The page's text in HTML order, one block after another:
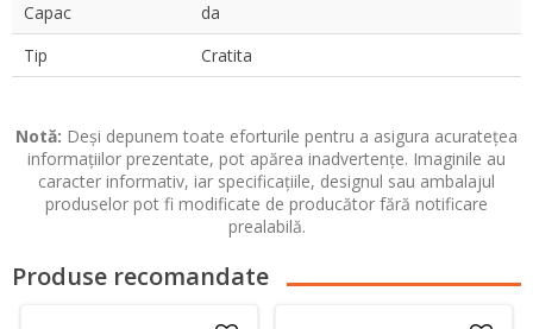
Capac
da
Tip
Cratita
Notă: Deși depunem toate eforturile pentru a asigura acuratețea
informațiilor prezentate, pot apărea inadvertențe. Imaginile au
caracter informativ, iar specificațiile, designul sau ambalajul
produselor pot fi modificate de producător fără notificare
prealabilă.
Produse recomandate